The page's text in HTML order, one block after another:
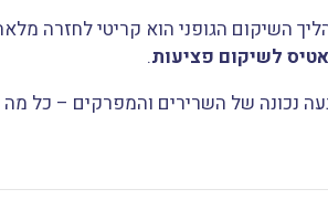
השיקום הגופני הוא קריטי לחזרה
לשיקום פציעות.
נכונה של השרירים והמפרקים – כל